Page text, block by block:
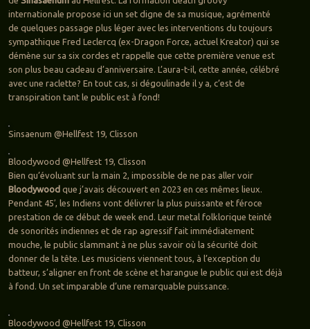
internationale propose ici un set digne de sa musique, agrémenté
de quelques passage plus léger avec les interventions du toujours
sympathique Fred Leclercq (ex-Dragon Force, actuel Kreator) qui se
démène sur sa six cordes et rappelle que cette première venue est
son plus beau cadeau d’anniversaire. L’aura-t-il, cette année, célébré
avec une raclette? En tout cas, si dégoulinade il y a, c’est de
transpiration tant le public est à fond!
Sinsaenum @Hellfest 19, Clisson
Bloodywood @Hellfest 19, Clisson
Bien qu’évoluant sur la main 2, impossible de ne pas aller voir
Bloodywood que j’avais découvert en 2023 en ces mêmes lieux.
Pendant 45′, les Indiens vont délivrer la plus puissante et féroce
prestation de ce début de week end. Leur metal folklorique teinté
de sonorités indiennes et de rap agressif fait immédiatement
mouche, le public slammant à ne plus savoir où la sécurité doit
donner de la tête. Les musiciens viennent tous, à l’exception du
batteur, s’aligner en front de scène et harangue le public qui est déjà
à fond. Un set imparable d’une remarquable puissance.
Bloodywood @Hellfest 19, Clisson